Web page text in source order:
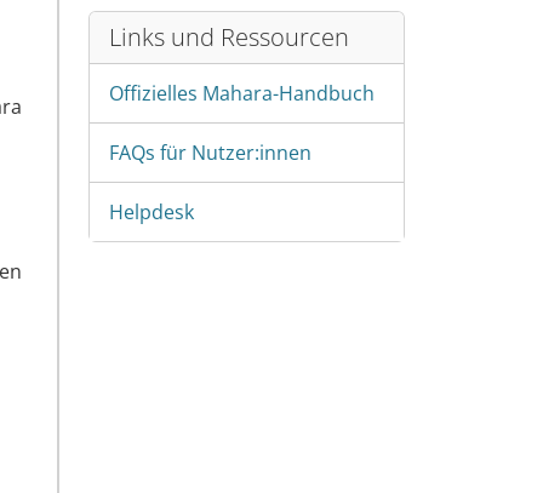
Links und Ressourcen
Offizielles Mahara-Handbuch
FAQs für Nutzer:innen
Helpdesk